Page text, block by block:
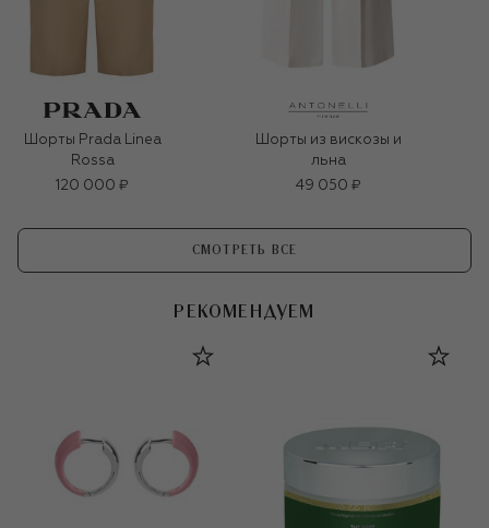
Шорты Prada Linea
Rossa
120 000 ₽
Шорты из вискозы и
льна
49 050 ₽
СМОТРЕТЬ ВСЕ
РЕКОМЕНДУЕМ